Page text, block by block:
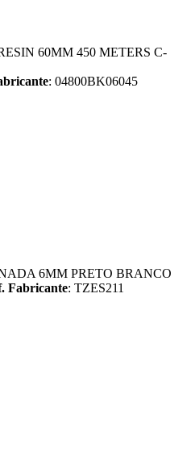
60MM 450 METERS C-
: 04800BK06045
6MM PRETO BRANCO
Fabricante: TZES211